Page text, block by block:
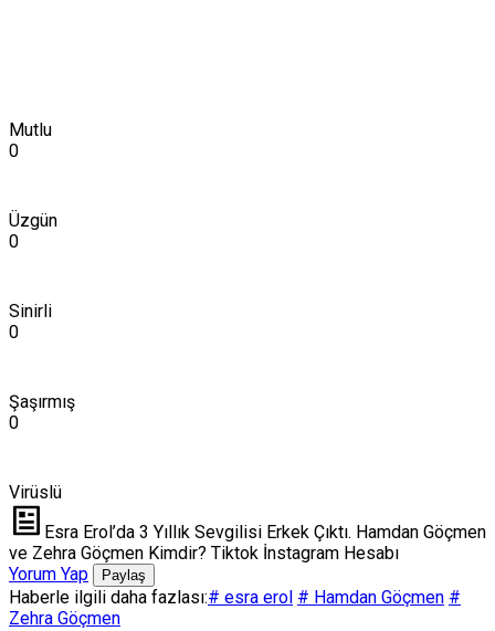
Mutlu
0
Üzgün
0
Sinirli
0
Şaşırmış
0
Virüslü
Esra Erol’da 3 Yıllık Sevgilisi Erkek Çıktı. Hamdan Göçmen
ve Zehra Göçmen Kimdir? Tiktok İnstagram Hesabı
Yorum Yap
Paylaş
Haberle ilgili daha fazlası:# esra erol # Hamdan Göçmen #
Zehra Göçmen